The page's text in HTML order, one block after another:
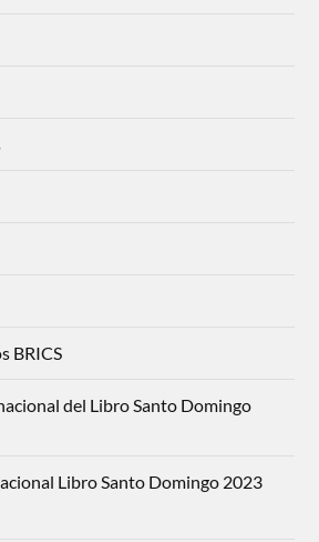
BRICS
del Libro Santo Domingo
Libro Santo Domingo 2023